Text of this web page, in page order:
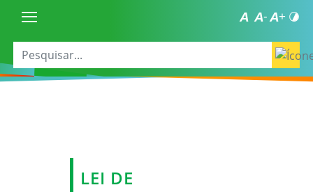
LEI DE